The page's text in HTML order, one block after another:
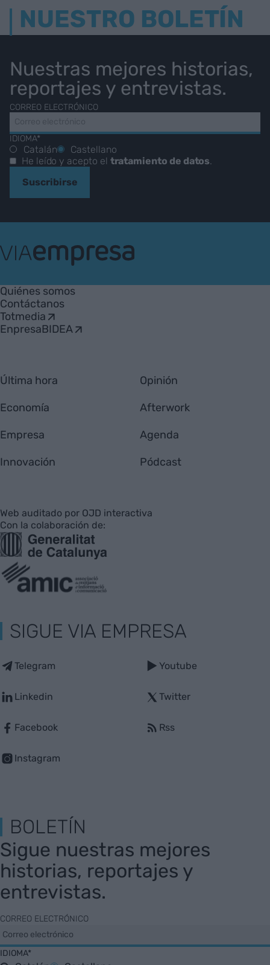
NUESTRO BOLETÍN
Nuestras mejores historias,
reportajes y entrevistas.
CORREO ELECTRÓNICO
IDIOMA*
Catalán
Castellano
He leído y acepto el tratamiento de datos.
Suscribirse
Empresa
Quiénes somos
Contáctanos
Totmedia
EnpresaBIDEA
Última hora
Economía
Empresa
Innovación
Opinión
Afterwork
Agenda
Pódcast
Web auditado por OJD interactiva
Con la colaboración de:
SIGUE VIA EMPRESA
Telegram
Linkedin
Facebook
Instagram
Youtube
Twitter
Rss
BOLETÍN
Sigue nuestras mejores
historias, reportajes y
entrevistas.
CORREO ELECTRÓNICO
IDIOMA*